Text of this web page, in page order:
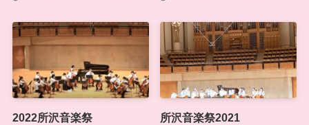
2022所沢音楽祭 所沢音楽祭2021